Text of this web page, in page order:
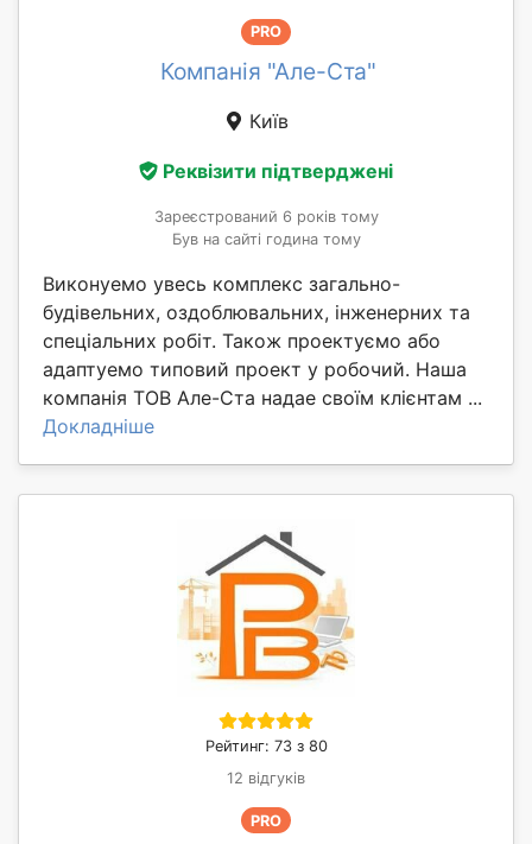
PRO
Компанія "Але-Ста"
Київ
Реквізити підтверджені
Зареєстрований 6 років тому
Був на сайті година тому
Виконуемо увесь комплекс загально-
будівельних, оздоблювальних, інженерних та
спеціальних робіт. Також проектуємо або
адаптуемо типовий проект у робочий. Наша
компанія ТОВ Але-Ста надае своїм клієнтам ...
Докладніше
Рейтинг: 73 з 80
12 відгуків
PRO